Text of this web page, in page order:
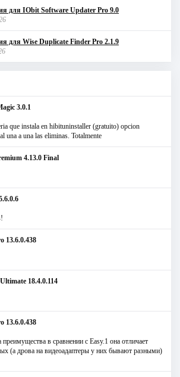
для IObit Software Updater Pro 9.0
для Wise Duplicate Finder Pro 2.1.9
3.0.1
que instala en hibituninstaller (gratuito) opcion
una a una las eliminas. Totalmente
4.13.0 Final
13.6.0.438
18.4.0.114
13.6.0.438
в сравнении с Easy.1 она отличает
(а дрова на видеоадаптеры у них бывают разными)